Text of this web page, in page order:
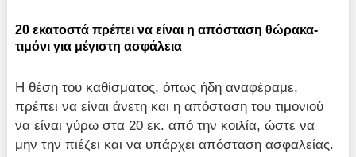
20 εκατοστά πρέπει να είναι η απόσταση θώρακα-
τιμόνι για μέγιστη ασφάλεια
Η θέση του καθίσματος, όπως ήδη αναφέραμε,
πρέπει να είναι άνετη και η απόσταση του τιμονιού
να είναι γύρω στα 20 εκ. από την κοιλία, ώστε να
μην την πιέζει και να υπάρχει απόσταση ασφαλείας.